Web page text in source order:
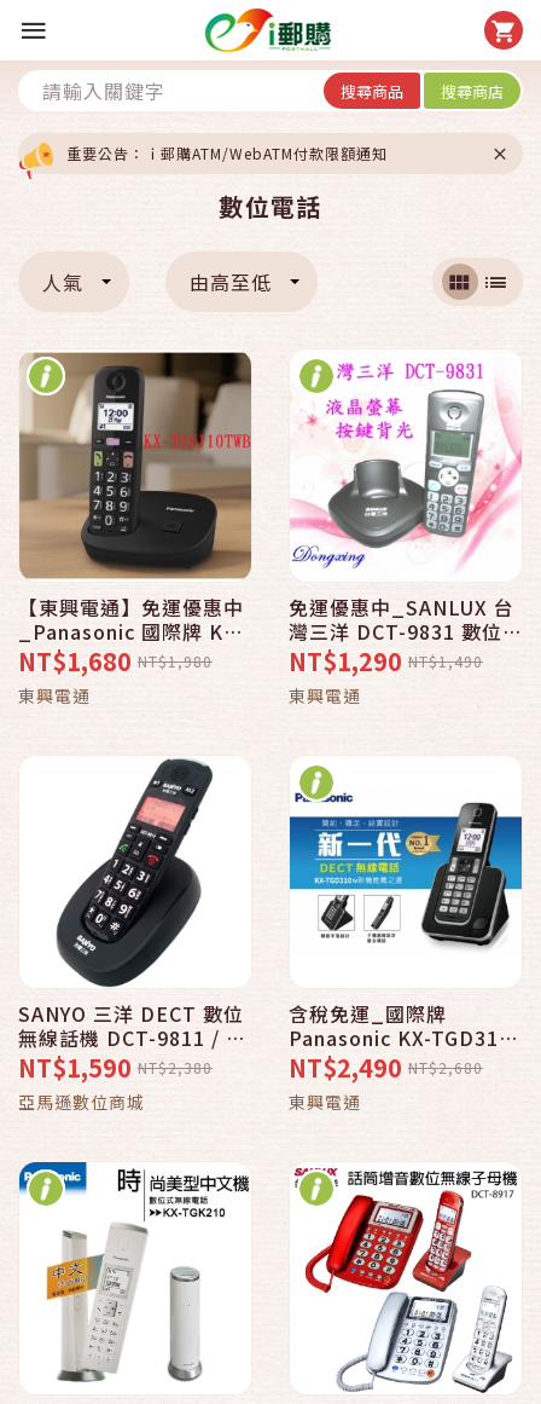
搜尋商品 搜尋商店
重要公告：ｉ郵購ATM/WebATM付款限額通知
數位電話
人氣 由高至低
【東興電通】免運優惠中
_Panasonic 國際牌 KX-
TGU110 DECT數位無線
電話
NT$1,680 NT$1,980
東興電通
免運優惠中_SANLUX 台
灣三洋 DCT-9831 數位
DECT無線電話_鐵灰色
NT$1,290 NT$1,490
東興電通
SANYO 三洋 DECT 數位
無線話機 DCT-9811 / 黑
色
NT$1,590 NT$2,380
亞馬遜數位商城
含稅免運_國際牌
Panasonic KX-TGD310
DECT數位無線電話機
_KX-TGD310TWB黑色
NT$2,490 NT$2,680
東興電通